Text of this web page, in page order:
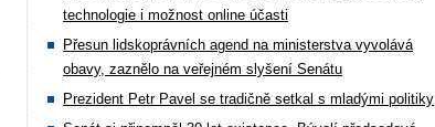
technologie i možnost online účasti
Přesun lidskoprávních agend na ministerstva vyvolává
obavy, zaznělo na veřejném slyšení Senátu
Prezident Petr Pavel se tradičně setkal s mladými politiky